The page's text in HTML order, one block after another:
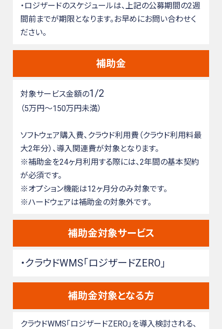
・ロジザードのスケジュールは、上記の公募期間の2週
間前までが期限となります。お早めにお問い合わせく
ださい。
補助金
対象サービス金額の1/2
（5万円～150万円未満）
ソフトウェア購入費、クラウド利用費（クラウド利用料最
大2年分）、導入関連費が対象となります。
※補助金を24ヶ月利用する際には、2年間の基本契約
が必須です。
※オプション機能は12ヶ月分のみ対象です。
※ハードウェアは補助金の対象外です。
補助金対象サービス
・クラウドWMS「ロジザードZERO」
補助金対象となる方
クラウドWMS「ロジザードZERO」を導入検討される、